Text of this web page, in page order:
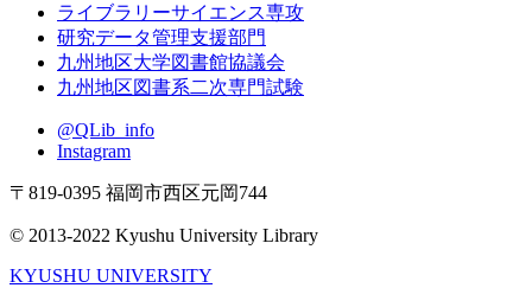
ライブラリーサイエンス専攻
研究データ管理支援部門
九州地区大学図書館協議会
九州地区図書系二次専門試験
@QLib_info
Instagram
〒819-0395 福岡市西区元岡744
© 2013-2022 Kyushu University Library
KYUSHU UNIVERSITY